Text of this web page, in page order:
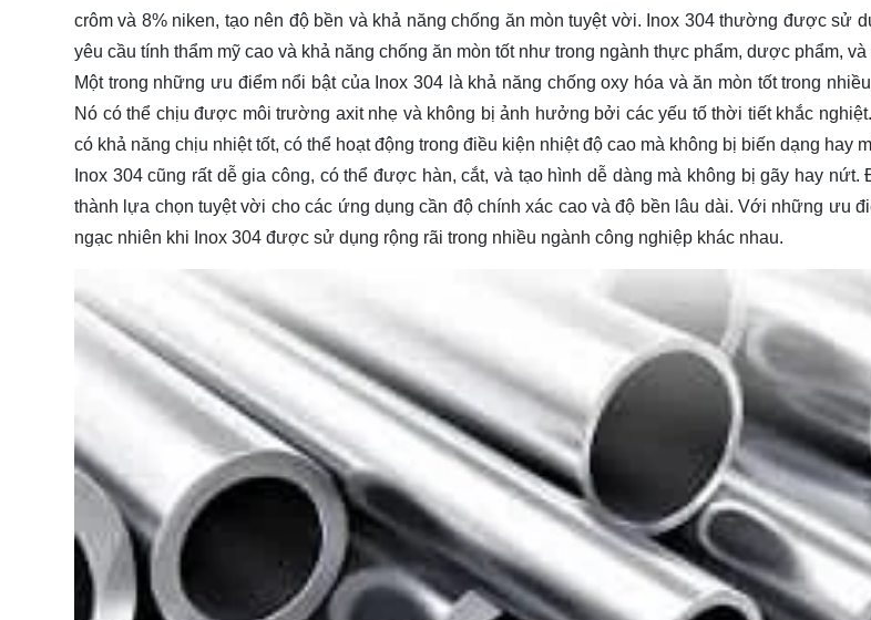
crôm và 8% niken, tạo nên độ bền và khả năng chống ăn mòn tuyệt vời. Inox 304 thường được sử
yêu cầu tính thẩm mỹ cao và khả năng chống ăn mòn tốt như trong ngành thực phẩm, dược phẩm,
Một trong những ưu điểm nổi bật của Inox 304 là khả năng chống oxy hóa và ăn mòn tốt trong
Nó có thể chịu được môi trường axit nhẹ và không bị ảnh hưởng bởi các yếu tố thời tiết khắc
có khả năng chịu nhiệt tốt, có thể hoạt động trong điều kiện nhiệt độ cao mà không bị biến dạng hay
Inox 304 cũng rất dễ gia công, có thể được hàn, cắt, và tạo hình dễ dàng mà không bị gãy hay nứt.
thành lựa chọn tuyệt vời cho các ứng dụng cần độ chính xác cao và độ bền lâu dài. Với những ưu
ngạc nhiên khi Inox 304 được sử dụng rộng rãi trong nhiều ngành công nghiệp khác nhau.